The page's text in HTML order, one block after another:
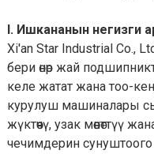
I. Ишкананын негизги
Xi'an Star Industrial Co.,
бери өнөр жай
келе жатат жана тоо-
курулуш машиналары
жүктөөчү, узак мөөнөттүү
чечимдерин сунуштоого